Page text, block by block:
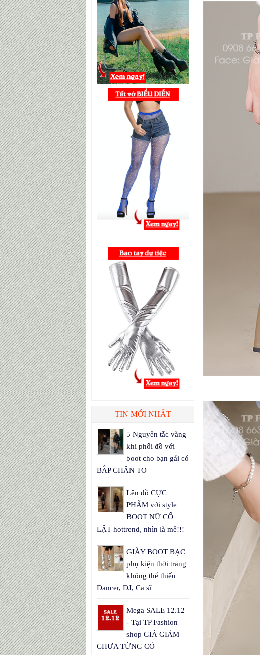
TIN MỚI NHẤT
5 Nguyên tắc vàng
khi phối đồ với
boot cho bạn gái có
BẮP CHÂN TO
Lên đồ CỰC
PHẨM với style
BOOT NỮ CỔ
LẬT hottrend, nhìn là mê!!!
GIÀY BOOT BẠC
phụ kiện thời trang
không thể thiếu
Dancer, DJ, Ca sĩ
Mega SALE 12.12
- Tại TP Fashion
shop GIÁ GIẢM
CHƯA TỪNG CÓ